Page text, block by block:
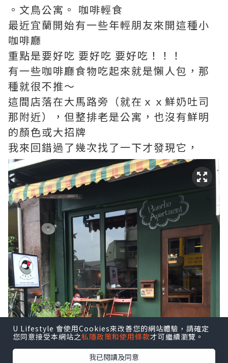
。文鳥公寓。 咖啡輕食
最近宜蘭開始有一些年輕朋友來開這種小
咖啡廳
重點是要好吃 要好吃 要好吃！！！
有一些咖啡廳食物吃起來就是懶人包，那
種就很不推～
這間店落在大馬路旁（就在ｘｘ鮮奶吐司
那附近），但整排老是公寓，也沒有鮮明
的顏色或大招牌
我來回錯過了幾次找了一下才發現它，
U Lifestyle 會使用Cookies來改善您的網站體驗，請確定
您同意接受本網站之私隱政策和使用條款才可繼續瀏覽。
我已閱讀及同意